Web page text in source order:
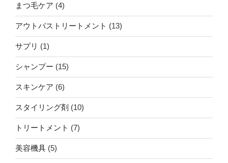
まつ毛ケア 44
個
の
アウトバストリートメント 1313
個
サプリ 11
個
商
シャンプー 1515
個
商
スキンケア 66
個
の
商
スタイリング剤 1010
個
トリートメント 77
個
美容機具 55
個